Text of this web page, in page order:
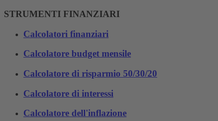
STRUMENTI FINANZIARI
Calcolatori finanziari
Calcolatore budget mensile
Calcolatore di risparmio 50/30/20
Calcolatore di interessi
Calcolatore dell'inflazione